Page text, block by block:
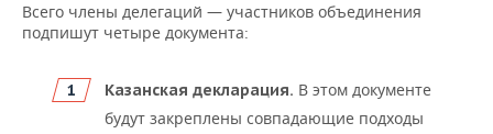
Всего члены делегаций — участников объединения
подпишут четыре документа:
Казанская декларация. В этом документе
будут закреплены совпадающие подходы